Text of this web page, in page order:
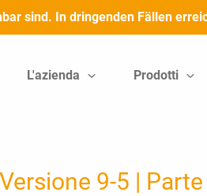
sind. In dringenden Fällen
L'azienda
Prodotti
9-5 |